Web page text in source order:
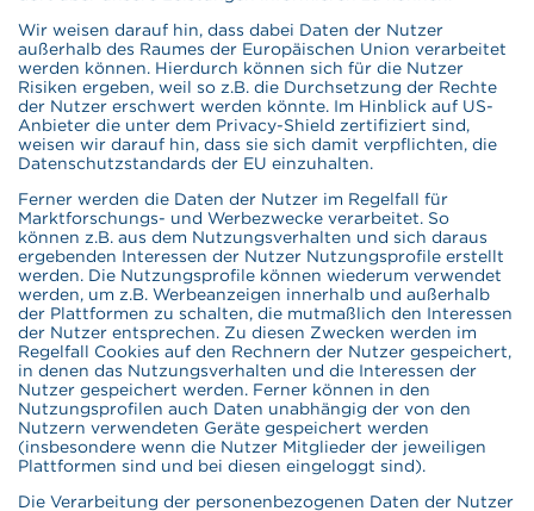
Wir weisen darauf hin, dass dabei Daten der Nutzer
außerhalb des Raumes der Europäischen Union verarbeitet
werden können. Hierdurch können sich für die Nutzer
Risiken ergeben, weil so z.B. die Durchsetzung der Rechte
der Nutzer erschwert werden könnte. Im Hinblick auf US-
Anbieter die unter dem Privacy-Shield zertifiziert sind,
weisen wir darauf hin, dass sie sich damit verpflichten, die
Datenschutzstandards der EU einzuhalten.
Ferner werden die Daten der Nutzer im Regelfall für
Marktforschungs- und Werbezwecke verarbeitet. So
können z.B. aus dem Nutzungsverhalten und sich daraus
ergebenden Interessen der Nutzer Nutzungsprofile erstellt
werden. Die Nutzungsprofile können wiederum verwendet
werden, um z.B. Werbeanzeigen innerhalb und außerhalb
der Plattformen zu schalten, die mutmaßlich den Interessen
der Nutzer entsprechen. Zu diesen Zwecken werden im
Regelfall Cookies auf den Rechnern der Nutzer gespeichert,
in denen das Nutzungsverhalten und die Interessen der
Nutzer gespeichert werden. Ferner können in den
Nutzungsprofilen auch Daten unabhängig der von den
Nutzern verwendeten Geräte gespeichert werden
(insbesondere wenn die Nutzer Mitglieder der jeweiligen
Plattformen sind und bei diesen eingeloggt sind).
Die Verarbeitung der personenbezogenen Daten der Nutzer